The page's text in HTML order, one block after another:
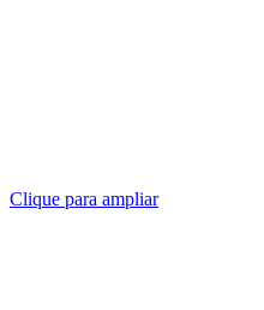
Clique para ampliar